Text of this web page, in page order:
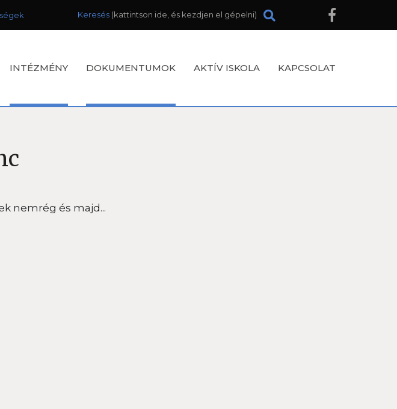
Keresés
INTÉZMÉNY DOKUMENTUMOK AKTÍV ISKOLA KAPCSOLAT
nemrég és majd...